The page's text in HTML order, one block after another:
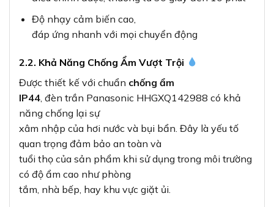
Độ nhạy cảm biến cao,
đáp ứng nhanh với mọi chuyển động
2.2. Khả Năng Chống Ẩm Vượt Trội
Được thiết kế với chuẩn chống ẩm
IP44 , đèn trần Panasonic HHGXQ142988 có khả
năng chống lại sự
xâm nhập của hơi nước và bụi bẩn. Đây là yếu tố
quan trọng đảm bảo an toàn và
tuổi thọ của sản phẩm khi sử dụng trong môi trường
có độ ẩm cao như phòng
tắm, nhà bếp, hay khu vực giặt ủi.